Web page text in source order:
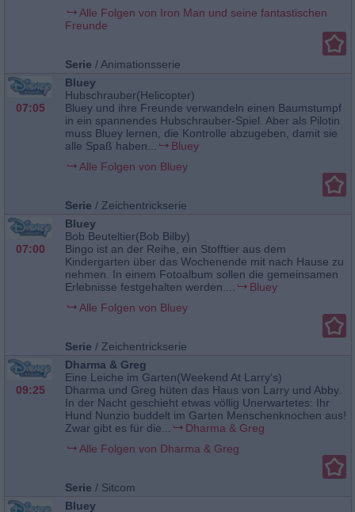
Alle Folgen von Iron Man und seine fantastischen
Freunde
Serie /Animationsserie
07:05
Bluey
Hubschrauber(Helicopter)
Bluey und ihre Freunde verwandeln einen Baumstumpf
in ein spannendes Hubschrauber-Spiel. Aber als Pilotin
muss Bluey lernen, die Kontrolle abzugeben, damit sie
alle Spaß haben...
Bluey
Alle Folgen von Bluey
Serie / Zeichentrickserie
07:00
Bluey
Bob Beuteltier(Bob Bilby)
Bingo ist an der Reihe, ein Stofftier aus dem
Kindergarten über das Wochenende mit nach Hause zu
nehmen. In einem Fotoalbum sollen die gemeinsamen
Erlebnisse festgehalten werden....
Bluey
Alle Folgen von Bluey
Serie / Zeichentrickserie
09:25
Dharma & Greg
Eine Leiche im Garten(Weekend At Larry‘s)
Dharma und Greg hüten das Haus von Larry und Abby.
In der Nacht geschieht etwas völlig Unerwartetes: Ihr
Hund Nunzio buddelt im Garten Menschenknochen aus!
Zwar gibt es für die...
Dharma & Greg
Alle Folgen von Dharma & Greg
Serie / Sitcom
Bluey